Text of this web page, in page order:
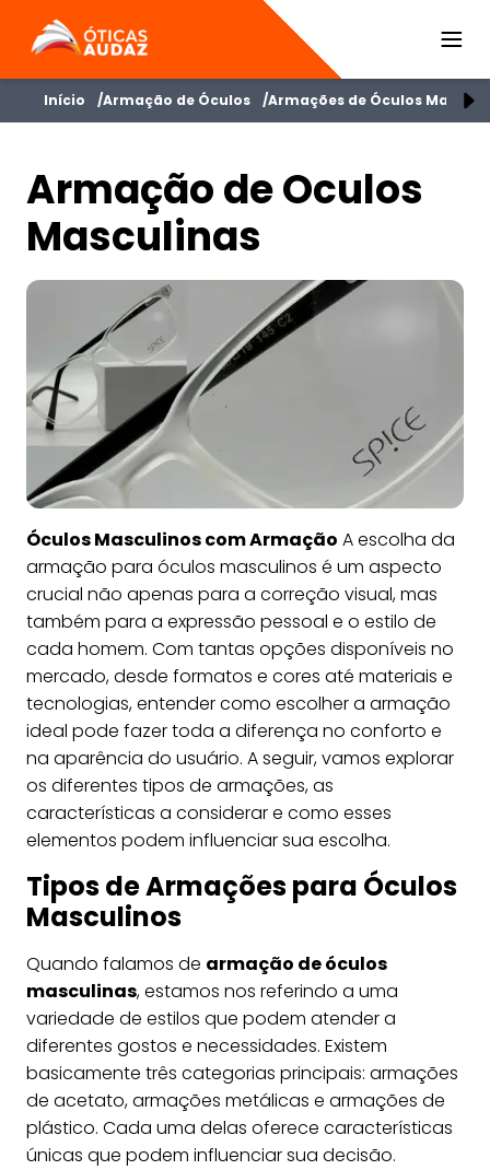
ÓTICAS AUDAZ
Início Armação de Óculos Armações de Óculos
Armação de Oculos
Masculinas
Óculos Masculinos com Armação A escolha da
armação para óculos masculinos é um aspecto
crucial não apenas para a correção visual, mas
também para a expressão pessoal e o estilo de
cada homem. Com tantas opções disponíveis no
mercado, desde formatos e cores até materiais e
tecnologias, entender como escolher a armação
ideal pode fazer toda a diferença no conforto e
na aparência do usuário. A seguir, vamos explorar
os diferentes tipos de armações, as
características a considerar e como esses
elementos podem influenciar sua escolha.
Tipos de Armações para Óculos
Masculinos
Quando falamos de armação de óculos
masculinas, estamos nos referindo a uma
variedade de estilos que podem atender a
diferentes gostos e necessidades. Existem
basicamente três categorias principais: armações
de acetato, armações metálicas e armações de
plástico. Cada uma delas oferece características
únicas que podem influenciar sua decisão.